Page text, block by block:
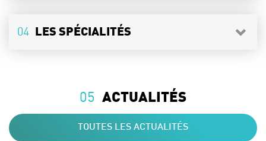
04 LES SPÉCIALITÉS
05 ACTUALITÉS
TOUTES LES ACTUALITÉS